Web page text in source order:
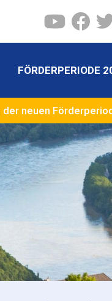
FÖRDERPERIODE
neuen